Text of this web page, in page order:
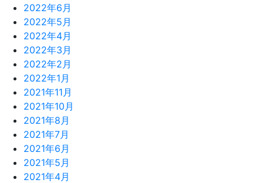
2022年6月
2022年5月
2022年4月
2022年3月
2022年2月
2022年1月
2021年11月
2021年10月
2021年8月
2021年7月
2021年6月
2021年5月
2021年4月